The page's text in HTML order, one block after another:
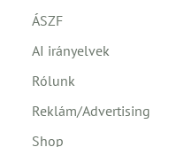
ÁSZF
AI irányelvek
Rólunk
Reklám/Advertising
Shop